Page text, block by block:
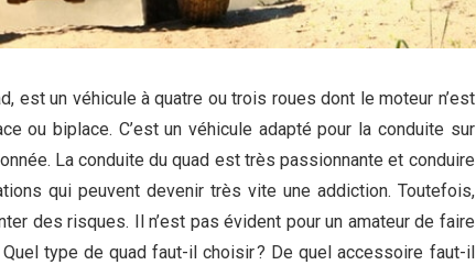
est un véhicule à quatre ou trois roues dont le moteur n’est
ou biplace. C’est un véhicule adapté pour la conduite sur
La conduite du quad est très passionnante et conduire
qui peuvent devenir très vite une addiction. Toutefois,
des risques. Il n’est pas évident pour un amateur de faire
type de quad faut-il choisir ? De quel accessoire faut-il